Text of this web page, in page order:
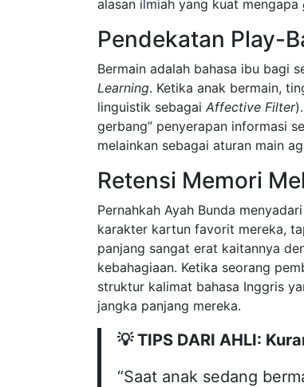
alasan ilmiah yang kuat mengapa
Pendekatan Play-
Bermain adalah bahasa ibu bagi
Learning. Ketika anak bermain,
linguistik sebagai Affective Filter
gerbang” penyerapan informasi
melainkan sebagai aturan main
Retensi Memori
Pernahkah Ayah Bunda
karakter kartun favorit mereka,
panjang sangat erat kaitannya
kebahagiaan. Ketika seorang
struktur kalimat bahasa Inggris
jangka panjang mereka.
💡 TIPS DARI AHLI:
“Saat anak sedang